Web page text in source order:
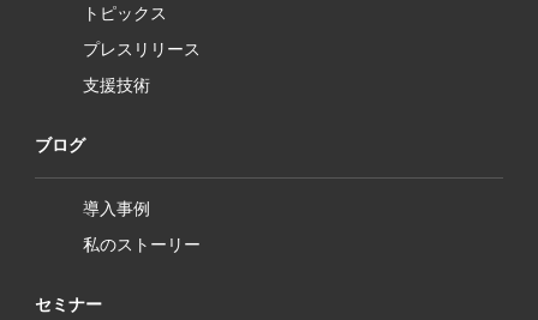
トピックス
プレスリリース
支援技術
ブログ
導入事例
私のストーリー
セミナー